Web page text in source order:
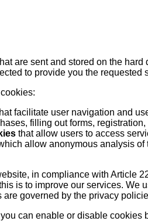
are sent and stored on the
to provide you the
facilitate user navigation and
filling out forms,
that allow users to access
allow anonymous analysis
in compliance with Article
is to improve our services.
governed by the privacy
can enable or disable cookies